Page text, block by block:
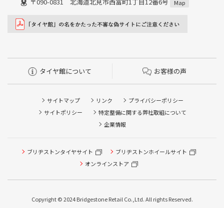
Map
タイヤ館について お客様の声
サイトマップ リンク
プライバシーポリシー
サイトポリシー
特定整備に関する弊社取組について
企業情報
ブリヂストンタイヤサイト
ブリヂストンホイールサイト
オンラインストア
Copyright © 2024 Bridgestone Retail Co.,Ltd. All rights Reserved.
タイヤ点検・安全点検/タイヤ履き替え/オイル交換/その他
ピット作業の予約
本日のタイヤ履き替え順番待ち予約 ※クローク契約会員の